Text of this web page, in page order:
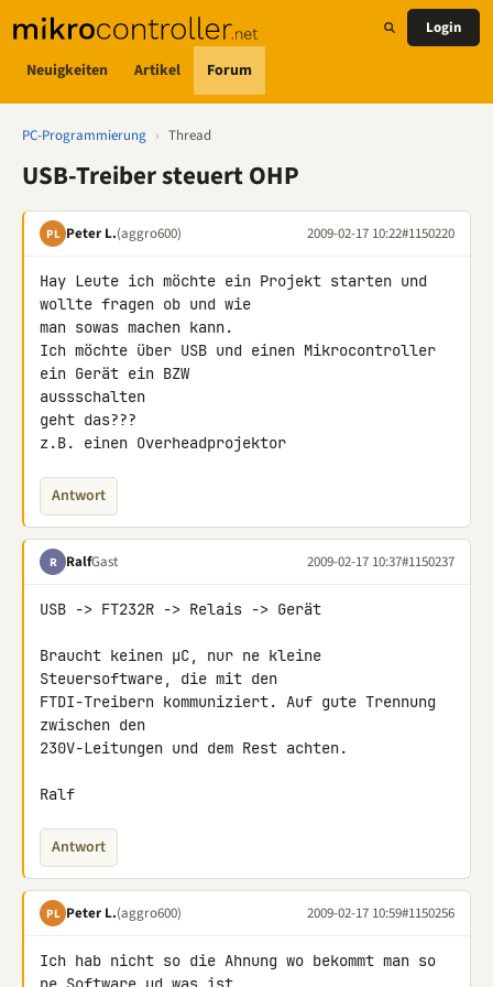
Neuigkeiten Artikel Forum
Login
PC-Programmierung › Thread
USB-Treiber steuert OHP
PL Peter L.(aggro600) 2009-02-17 10:22#1150220
Hay Leute ich möchte ein Projekt starten und
wollte fragen ob und wie
man sowas machen kann.
Ich möchte über USB und einen Mikrocontroller
ein Gerät ein BZW
aussschalten
geht das???
z.B. einen Overheadprojektor
Antwort
R RalfGast 2009-02-17 10:37#1150237
USB -> FT232R -> Relais -> Gerät
Braucht keinen µC, nur ne kleine
Steuersoftware, die mit den
FTDI-Treibern kommuniziert. Auf gute Trennung
zwischen den
230V-Leitungen und dem Rest achten.
Ralf
Antwort
PL Peter L.(aggro600) 2009-02-17 10:59#1150256
Ich hab nicht so die Ahnung wo bekommt man so